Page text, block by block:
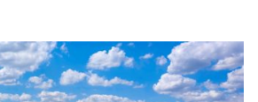
w tym wydaniu
arrow_forward